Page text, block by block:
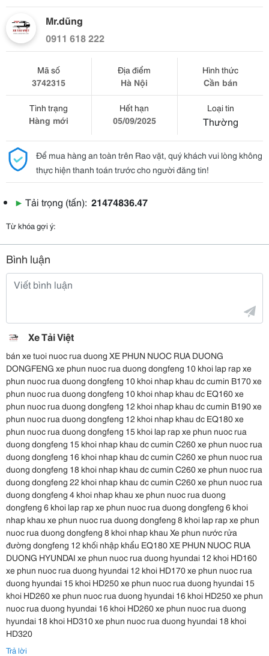
Mr.dũng
0911 618 222
Mã số
3742315
Địa điểm
Hà Nội
Hình thức
Cần bán
Tình trạng
Hàng mới
Hết hạn
05/09/2025
Loại tin
Thường
Để mua hàng an toàn trên Rao vặt, quý khách vui lòng không
thực hiện thanh toán trước cho người đăng tin!
▶ Tải trọng (tấn): 21474836.47
Từ khóa gợi ý:
Bình luận
Xe Tải Việt
bán xe tuoi nuoc rua duong XE PHUN NUOC RUA DUONG
DONGFENG xe phun nuoc rua duong dongfeng 10 khoi lap rap xe
phun nuoc rua duong dongfeng 10 khoi nhap khau dc cumin B170 xe
phun nuoc rua duong dongfeng 10 khoi nhap khau dc EQ160 xe
phun nuoc rua duong dongfeng 12 khoi nhap khau dc cumin B190 xe
phun nuoc rua duong dongfeng 12 khoi nhap khau dc EQ180 xe
phun nuoc rua duong dongfeng 15 khoi lap rap xe phun nuoc rua
duong dongfeng 15 khoi nhap khau dc cumin C260 xe phun nuoc rua
duong dongfeng 16 khoi nhap khau dc cumin C260 xe phun nuoc rua
duong dongfeng 18 khoi nhap khau dc cumin C260 xe phun nuoc rua
duong dongfeng 22 khoi nhap khau dc cumin C260 xe phun nuoc rua
duong dongfeng 4 khoi nhap khau xe phun nuoc rua duong
dongfeng 6 khoi lap rap xe phun nuoc rua duong dongfeng 6 khoi
nhap khau xe phun nuoc rua duong dongfeng 8 khoi lap rap xe phun
nuoc rua duong dongfeng 8 khoi nhap khau Xe phun nước rửa
đường dongfeng 12 khối nhập khẩu EQ180 XE PHUN NUOC RUA
DUONG HYUNDAI xe phun nuoc rua duong hyundai 12 khoi HD160
xe phun nuoc rua duong hyundai 12 khoi HD170 xe phun nuoc rua
duong hyundai 15 khoi HD250 xe phun nuoc rua duong hyundai 15
khoi HD260 xe phun nuoc rua duong hyundai 16 khoi HD250 xe phun
nuoc rua duong hyundai 16 khoi HD260 xe phun nuoc rua duong
hyundai 18 khoi HD310 xe phun nuoc rua duong hyundai 18 khoi
HD320
Trả lời